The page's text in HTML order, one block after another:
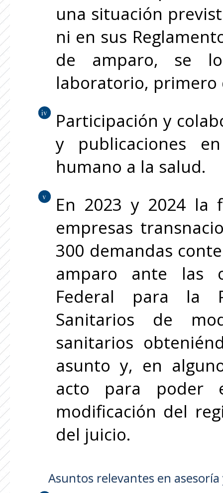
una situación
ni en sus
de amparo, se
laboratorio, primero
Participación y
y publicaciones
humano a la salud.
En 2023 y 2024 la
empresas
300 demandas
amparo ante las
Federal para la
Sanitarios de
sanitarios
asunto y, en
acto para poder
modificación del
del juicio.
Asuntos relevantes en